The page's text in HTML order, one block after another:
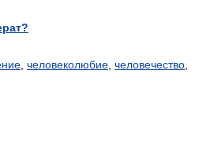
человеколюбие человечество